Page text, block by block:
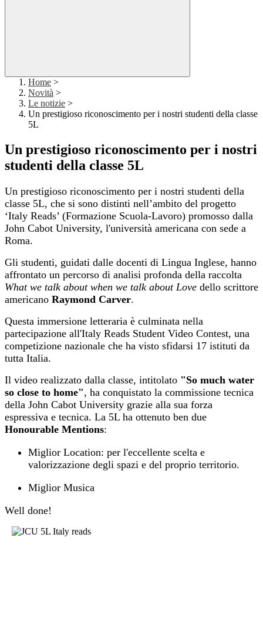
Home >
Novità >
Le notizie >
Un prestigioso riconoscimento per i nostri studenti della classe
5L
Un prestigioso riconoscimento per i nostri
studenti della classe 5L
Un prestigioso riconoscimento per i nostri studenti della
classe 5L, che si sono distinti nell’ambito del progetto
‘Italy Reads’ (Formazione Scuola-Lavoro) promosso dalla
John Cabot University, l'università americana con sede a
Roma.
Gli studenti, guidati dalle docenti di Lingua Inglese, hanno
affrontato un percorso di analisi profonda della raccolta
What we talk about when we talk about Love dello scrittore
americano Raymond Carver.
Questa immersione letteraria è culminata nella
partecipazione all'Italy Reads Student Video Contest, una
competizione nazionale che ha visto sfidarsi 17 istituti da
tutta Italia.
Il video realizzato dalla classe, intitolato "So much water
so close to home", ha conquistato la commissione tecnica
della John Cabot University grazie alla sua forza
espressiva e tecnica. La 5L ha ottenuto ben due
Honourable Mentions:
Miglior Location: per l'eccellente scelta e
valorizzazione degli spazi e del proprio territorio.
Miglior Musica
Well done!